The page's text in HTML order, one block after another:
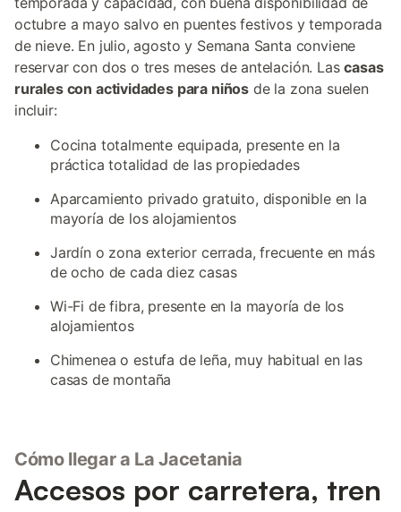
octubre a mayo salvo en puentes festivos y temporada
de nieve. En julio, agosto y Semana Santa conviene
reservar con dos o tres meses de antelación. Lascasas
rurales con actividades para niños de la zona suelen
incluir:
Cocina totalmente equipada, presente en la
práctica totalidad de las propiedades
Aparcamiento privado gratuito, disponible en la
mayoría de los alojamientos
Jardín o zona exterior cerrada, frecuente en más
de ocho de cada diez casas
Wi-Fi de fibra, presente en la mayoría de los
alojamientos
Chimenea o estufa de leña, muy habitual en las
casas de montaña
Cómo llegar a La Jacetania
Accesos por carretera, tren